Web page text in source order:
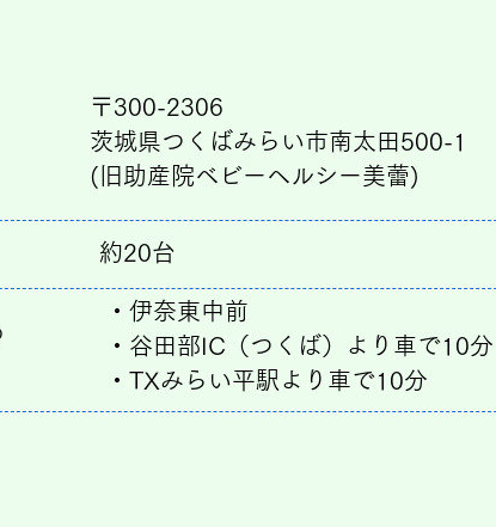
​〒300-2306
茨城県つくばみらい市南太田500-1
(旧助産院ベビーヘルシー美蕾)
​約20台
​・伊奈東中前
・谷田部IC（つくば）より車で10分
・TXみらい平駅より車で10分